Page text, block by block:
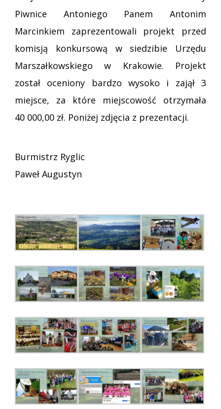
Piwnice Antoniego Panem Antonim
Marcinkiem zaprezentowali projekt przed
komisją konkursową w siedzibie Urzędu
Marszałkowskiego w Krakowie. Projekt
został oceniony bardzo wysoko i zajął 3
miejsce, za które miejscowość otrzymała
40 000,00 zł. Poniżej zdjęcia z prezentacji.
Burmistrz Ryglic
Paweł Augustyn